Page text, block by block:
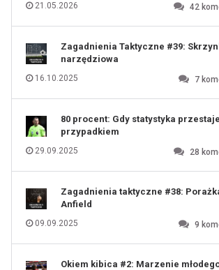
21.05.2026 42
Zagadnienia Taktyczne #39:
narzędziowa
16.10.2025 7
80 procent: Gdy statystyka
przypadkiem
29.09.2025 28
Zagadnienia taktyczne #38:
Anfield
09.09.2025 9
Okiem kibica #2: Marzenie